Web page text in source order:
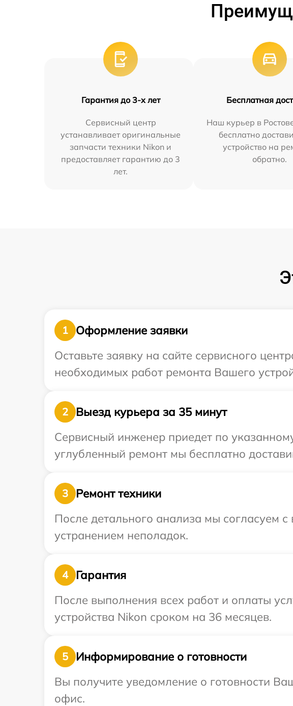
Гарантия до 3-х лет
Сервисный центр
устанавливает оригинальные
запчасти техники Nikon и
предоставляет гарантию до 3
лет.
Бесплатная
Наш курьер в
бесплатно
устройство на
обратно.
1
Оформление заявки
Оставьте заявку на сайте сервисного
необходимых работ ремонта Вашего
2
Выезд курьера за 35 минут
Сервисный инженер приедет по
углубленный ремонт мы бесплатно
3
Ремонт техники
После детального анализа мы согласуем
устранением неполадок.
4
Гарантия
После выполнения всех работ и оплаты
устройства Nikon сроком на 36 месяцев.
5
Информирование о готовности
Вы получите уведомление о готовности
офис.